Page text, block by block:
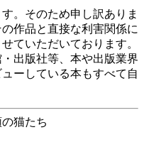
。そのため申し訳ありま
作品と直接な利害関係に
ていただいております。
出版社等、本や出版業界
ーしている本もすべて自